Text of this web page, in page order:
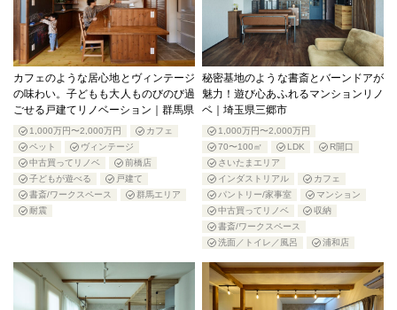
カフェのような居心地とヴィンテージ
の味わい。子どもも大人ものびのび過
ごせる戸建てリノベーション｜群馬県
1,000万円〜2,000万円
カフェ
ペット
ヴィンテージ
中古買ってリノベ
前橋店
子どもが遊べる
戸建て
書斎/ワークスペース
群馬エリア
耐震
秘密基地のような書斎とバーンドアが
魅力！遊び心あふれるマンションリノ
ベ｜埼玉県三郷市
1,000万円〜2,000万円
70〜100㎡
LDK
R開口
さいたまエリア
インダストリアル
カフェ
パントリー/家事室
マンション
中古買ってリノベ
収納
書斎/ワークスペース
洗面／トイレ／風呂
浦和店